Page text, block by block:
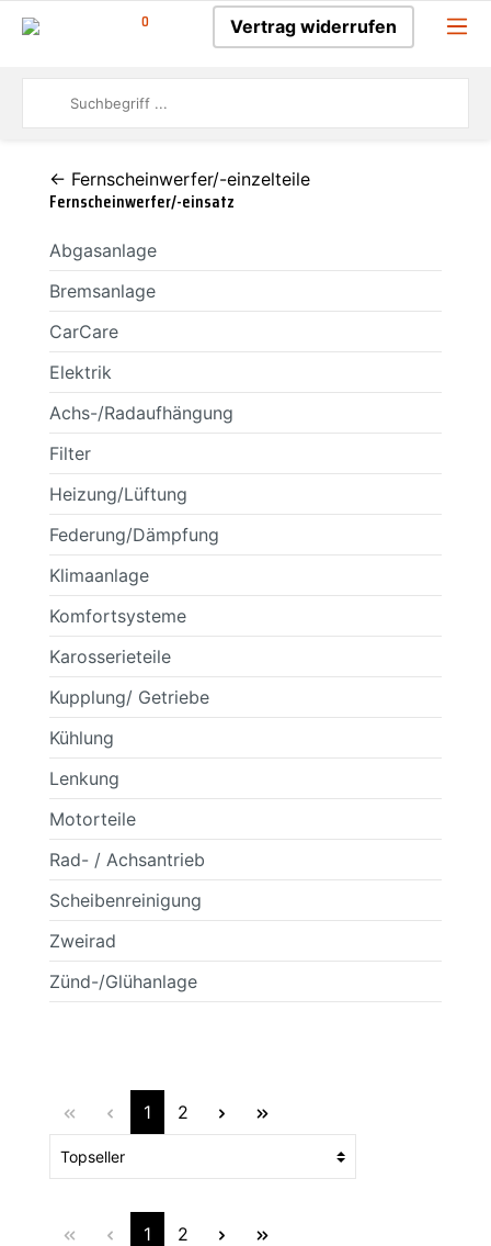
0 Vertrag widerrufen
← Fernscheinwerfer/-einzelteile
Fernscheinwerfer/-einsatz
Abgasanlage
Bremsanlage
CarCare
Elektrik
Achs-/Radaufhängung
Filter
Heizung/Lüftung
Federung/Dämpfung
Klimaanlage
Komfortsysteme
Karosserieteile
Kupplung/ Getriebe
Kühlung
Lenkung
Motorteile
Rad- / Achsantrieb
Scheibenreinigung
Zweirad
Zünd-/Glühanlage
1 2
1 2